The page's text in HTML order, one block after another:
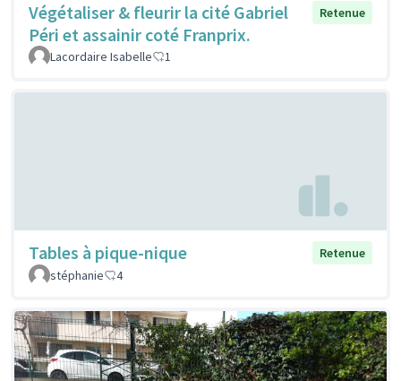
Végétaliser & fleurir la cité Gabriel
Péri et assainir coté Franprix.
Retenue
Lacordaire Isabelle 1
Tables à pique-nique
Retenue
stéphanie
4